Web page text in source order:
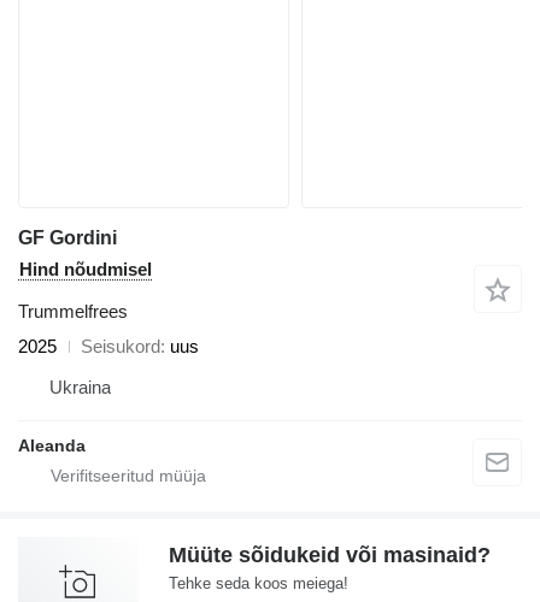
GF Gordini
Hind nõudmisel
Trummelfrees
2025
Seisukord uus
Ukraina
Aleanda
Müüte sõidukeid või masinaid?
Tehke seda koos meiega!